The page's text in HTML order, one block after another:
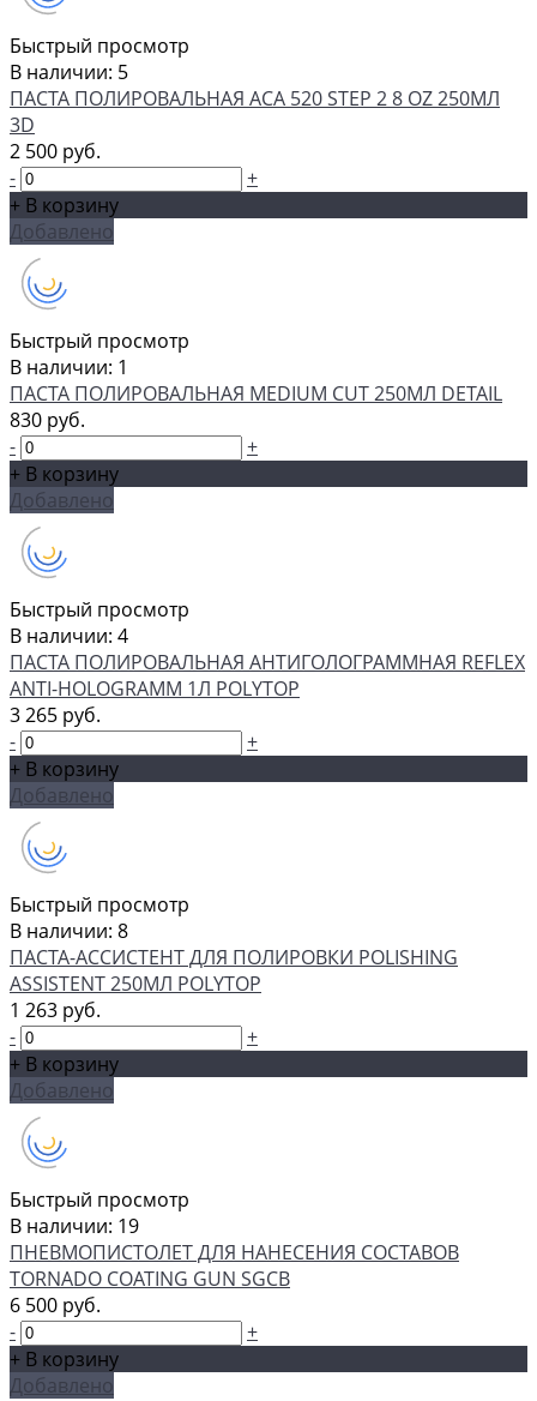
Быстрый просмотр
В наличии: 5
ПАСТА ПОЛИРОВАЛЬНАЯ ACA 520 STEP 2 8 OZ 250МЛ
3D
2 500 руб.
-
+
+ В корзину
Добавлено
Быстрый просмотр
В наличии: 1
ПАСТА ПОЛИРОВАЛЬНАЯ MEDIUM CUT 250МЛ DETAIL
830 руб.
-
+
+ В корзину
Добавлено
Быстрый просмотр
В наличии: 4
ПАСТА ПОЛИРОВАЛЬНАЯ АНТИГОЛОГРАММНАЯ REFLEX
ANTI-HOLOGRAMM 1Л POLYTOP
3 265 руб.
-
+
+ В корзину
Добавлено
Быстрый просмотр
В наличии: 8
ПАСТА-АССИСТЕНТ ДЛЯ ПОЛИРОВКИ POLISHING
ASSISTENT 250МЛ POLYTOP
1 263 руб.
-
+
+ В корзину
Добавлено
Быстрый просмотр
В наличии: 19
ПНЕВМОПИСТОЛЕТ ДЛЯ НАНЕСЕНИЯ СОСТАВОВ
TORNADO COATING GUN SGCB
6 500 руб.
-
+
+ В корзину
Добавлено